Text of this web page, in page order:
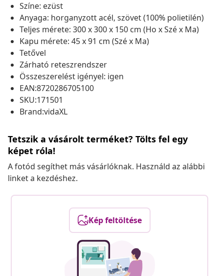
Színe: ezüst
Anyaga: horganyzott acél, szövet (100% polietilén)
Teljes mérete: 300 x 300 x 150 cm (Ho x Szé x Ma)
Kapu mérete: 45 x 91 cm (Szé x Ma)
Tetővel
Zárható reteszrendszer
Összeszerelést igényel: igen
EAN:8720286705100
SKU:171501
Brand:vidaXL
Tetszik a vásárolt terméket? Tölts fel egy
képet róla!
A fotód segíthet más vásárlóknak. Használd az alábbi
linket a kezdéshez.
Kép feltöltése